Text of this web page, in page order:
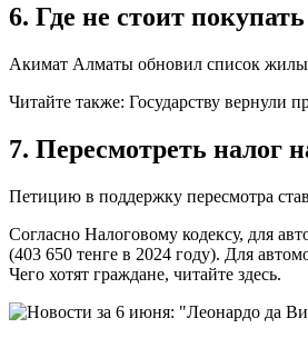
6. Где не стоит
Акимат Алматы обновил список
Читайте также: Государству вернули
7. Пересмотреть налог
Петицию в поддержку пересмотра
Согласно Налоговому кодексу, для
(403 650 тенге в 2024 году). Для
Чего хотят граждане, читайте здесь.